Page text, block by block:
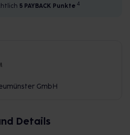
5 PAYBACK Punkte 4
GmbH
Details